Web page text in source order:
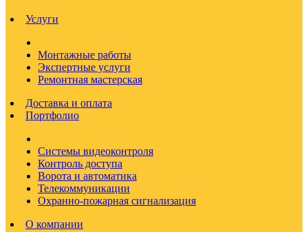
Услуги
Монтажные работы
Экспертные услуги
Ремонтная мастерская
Доставка и оплата
Портфолио
Системы видеоконтроля
Контроль доступа
Ворота и автоматика
Телекоммуникации
Охранно-пожарная сигнализация
О компании